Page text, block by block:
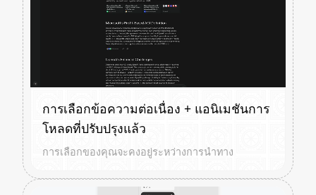
การเลือกข้อความต่อเนื่อง + แอนิเมชันการ
โหลดที่ปรับปรุงแล้ว
การเลือกของคุณจะคงอยู่ระหว่างการนำทาง